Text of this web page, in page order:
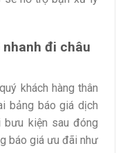
đi châu
khách hàng thân
bảng báo giá dịch
bưu kiện sau đóng
báo giá ưu đãi như